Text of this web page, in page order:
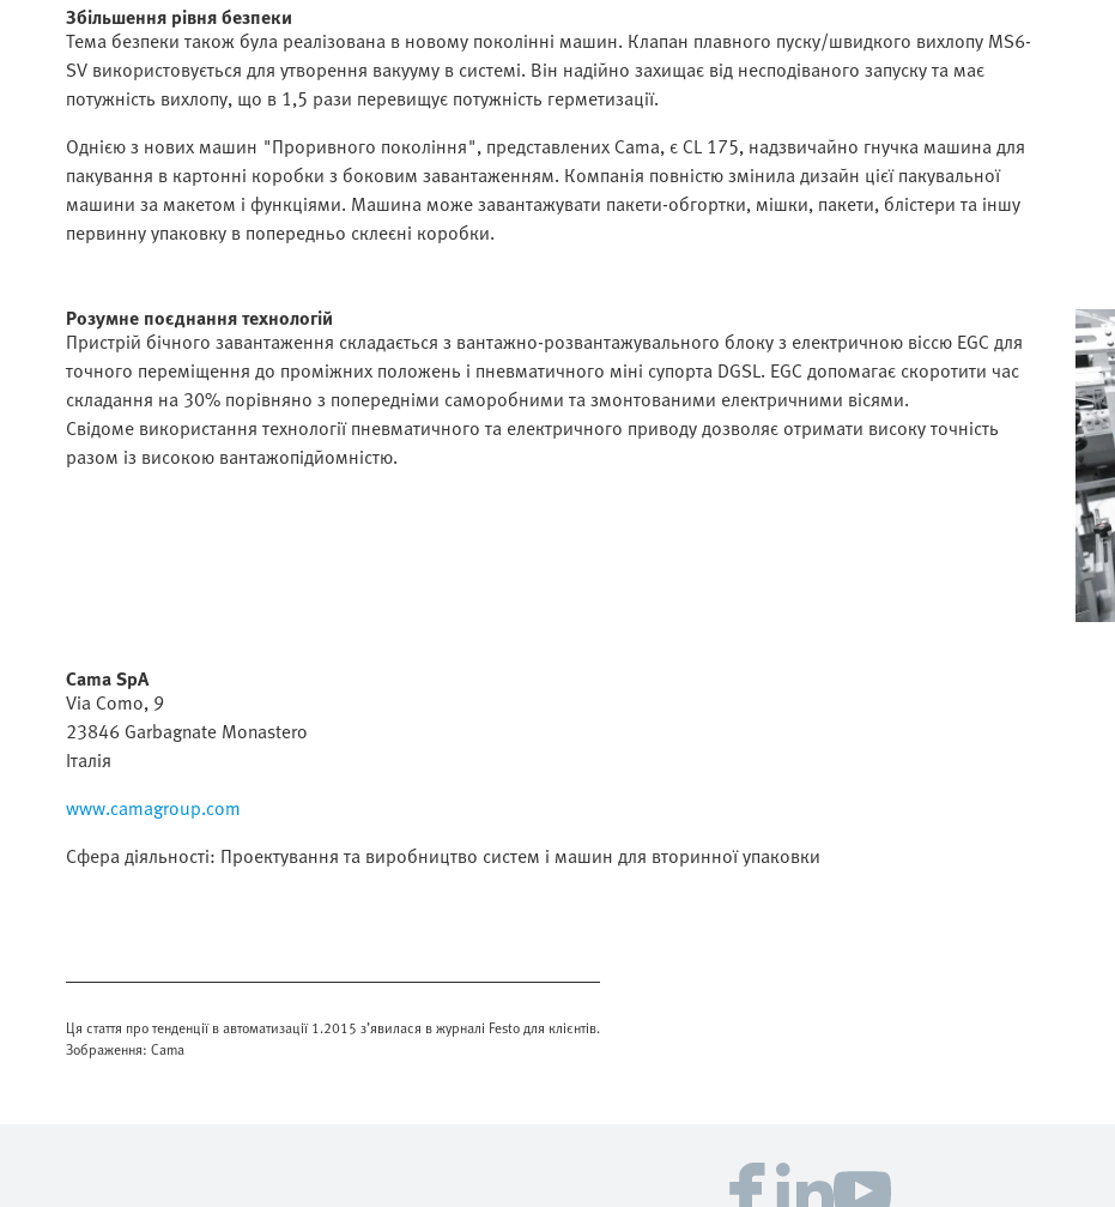
Збільшення рівня безпеки
Тема безпеки також була реалізована в новому поколінні машин. Клапан плавного пуску/швидкого вихлопу MS6-
SV використовується для утворення вакууму в системі. Він надійно захищає від несподіваного запуску та має
потужність вихлопу, що в 1,5 рази перевищує потужність герметизації.
Однією з нових машин "Проривного покоління", представлених Cama, є CL 175, надзвичайно гнучка машина для
пакування в картонні коробки з боковим завантаженням. Компанія повністю змінила дизайн цієї пакувальної
машини за макетом і функціями. Машина може завантажувати пакети-обгортки, мішки, пакети, блістери та іншу
первинну упаковку в попередньо склеєні коробки.
Розумне поєднання технологій
Пристрій бічного завантаження складається з вантажно-розвантажувального блоку з електричною віссю EGC для
точного переміщення до проміжних положень і пневматичного міні супорта DGSL. EGC допомагає скоротити час
складання на 30% порівняно з попередніми саморобними та змонтованими електричними вісями.
Свідоме використання технології пневматичного та електричного приводу дозволяє отримати високу точність
разом із високою вантажопідйомністю.
Cama SpA
Via Como, 9
23846 Garbagnate Monastero
Італія
www.camagroup.com
Сфера діяльності: Проектування та виробництво систем і машин для вторинної упаковки
Ця стаття про тенденції в автоматизації 1.2015 з’явилася в журналі Festo для клієнтів.
Зображення: Cama